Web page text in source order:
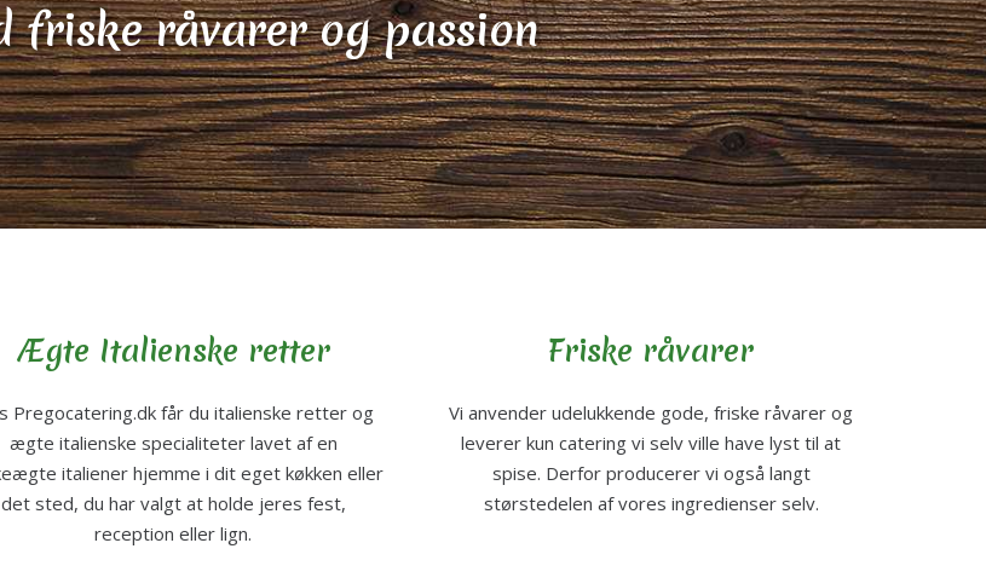
friske råvarer og passion
Ægte Italienske retter
Pregocatering.dk får du italienske retter og
ægte italienske specialiteter lavet af en
italiener hjemme i dit eget køkken eller
det sted, du har valgt at holde jeres fest,
reception eller lign.
Friske råvarer
Vi anvender udelukkende gode, friske råvarer og
leverer kun catering vi selv ville have lyst til at
spise. Derfor producerer vi også langt
størstedelen af vores ingredienser selv.